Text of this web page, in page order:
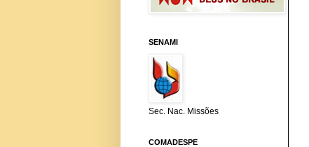
SENAMI
Sec. Nac. Missões
COMADESPE